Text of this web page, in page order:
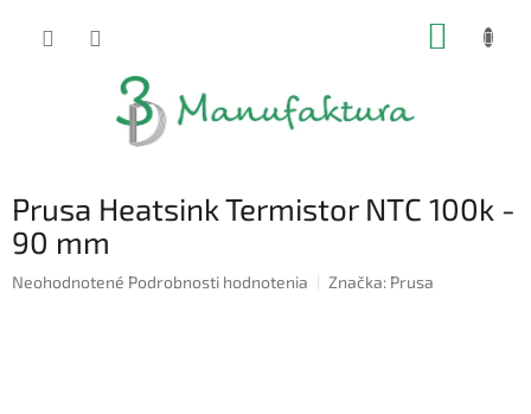
Prusa Heatsink Termistor NTC 100k -
90 mm
Priemerné
Neohodnotené Podrobnosti hodnotenia Značka: Prusa